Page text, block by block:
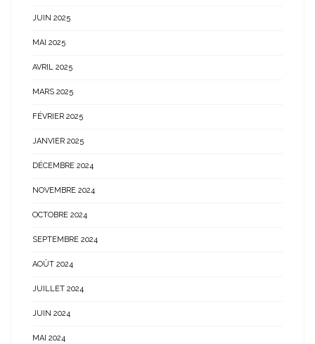
JUIN 2025
MAI 2025
AVRIL 2025
MARS 2025
FÉVRIER 2025
JANVIER 2025
DÉCEMBRE 2024
NOVEMBRE 2024
OCTOBRE 2024
SEPTEMBRE 2024
AOÛT 2024
JUILLET 2024
JUIN 2024
MAI 2024